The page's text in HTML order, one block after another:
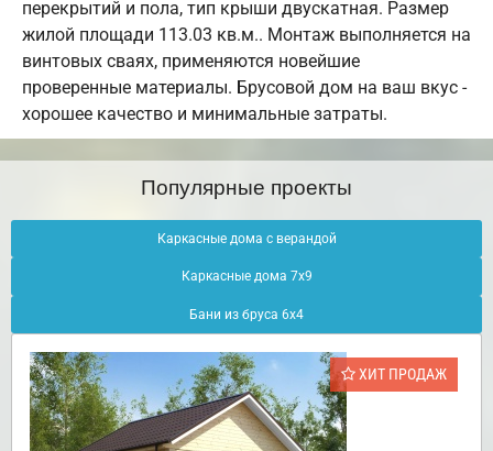
перекрытий и пола, тип крыши двускатная. Размер
жилой площади 113.03 кв.м.. Монтаж выполняется на
винтовых сваях, применяются новейшие
проверенные материалы. Брусовой дом на ваш вкус -
хорошее качество и минимальные затраты.
Популярные проекты
Каркасные дома с верандой
Каркасные дома 7х9
Бани из бруса 6х4
ХИТ ПРОДАЖ